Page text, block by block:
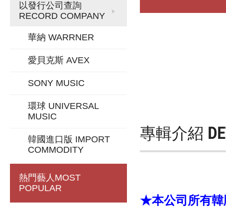
以發行公司查詢
RECORD COMPANY
華納 WARRNER
愛貝克斯 AVEX
SONY MUSIC
環球 UNIVERSAL
MUSIC
韓國進口版 IMPORT
COMMODITY
熱門藝人 MOST
POPULAR
專輯介紹
★本公司所有韓